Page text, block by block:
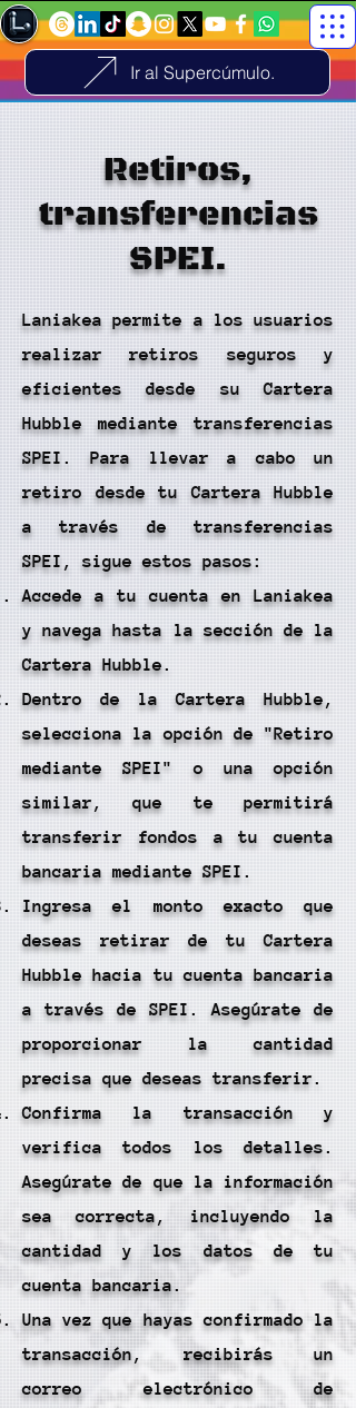
Ir al Supercúmulo.
Retiros,
transferencias
SPEI.
Laniakea permite a los usuarios
realizar retiros seguros y
eficientes desde su Cartera
Hubble mediante transferencias
SPEI. Para llevar a cabo un
retiro desde tu Cartera Hubble
a través de transferencias
SPEI, sigue estos pasos:
Accede a tu cuenta en Laniakea
y navega hasta la sección de la
Cartera Hubble.
Dentro de la Cartera Hubble,
selecciona la opción de "Retiro
mediante SPEI" o una opción
similar, que te permitirá
transferir fondos a tu cuenta
bancaria mediante SPEI.
Ingresa el monto exacto que
deseas retirar de tu Cartera
Hubble hacia tu cuenta bancaria
a través de SPEI. Asegúrate de
proporcionar la cantidad
precisa que deseas transferir.
Confirma la transacción y
verifica todos los detalles.
Asegúrate de que la información
sea correcta, incluyendo la
cantidad y los datos de tu
cuenta bancaria.
Una vez que hayas confirmado la
transacción, recibirás un
correo electrónico de